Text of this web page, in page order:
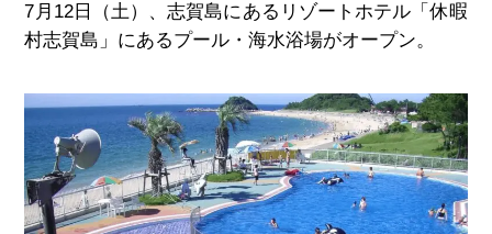
7月12日（土）、志賀島にあるリゾートホテル「休暇
村志賀島」にあるプール・海水浴場がオープン。